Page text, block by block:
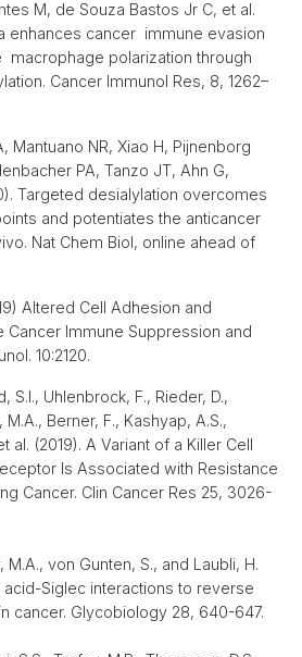
M, de Souza Bastos Jr C, et al.
enhances cancer immune evasion
macrophage polarization through
Cancer Immunol Res, 8, 1262–
Mantuano NR, Xiao H, Pijnenborg
PA, Tanzo JT, Ahn G,
Targeted desialylation overcomes
and potentiates the anticancer
Nat Chem Biol, online ahead of
Altered Cell Adhesion and
Cancer Immune Suppression and
10:2120.
S.I., Uhlenbrock, F., Rieder, D.,
Berner, F., Kashyap, A.S.,
al. (2019). A Variant of a Killer Cell
Is Associated with Resistance
Cancer. Clin Cancer Res 25, 3026-
M.A., von Gunten, S., and Laubli, H.
acid-Siglec interactions to reverse
cancer. Glycobiology 28, 640-647.